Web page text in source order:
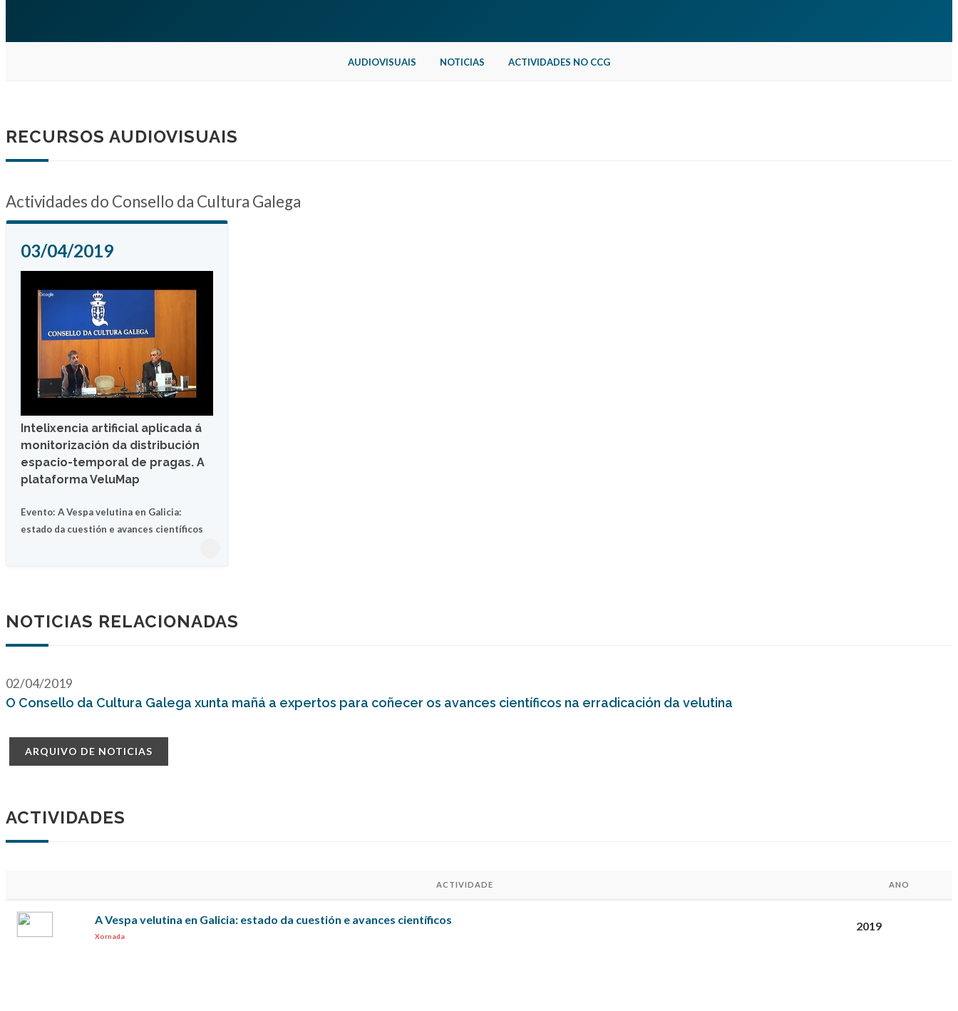
AUDIOVISUAIS NOTICIAS ACTIVIDADES NO CCG
RECURSOS AUDIOVISUAIS
Actividades do Consello da Cultura Galega
03/04/2019
Intelixencia artificial aplicada á
monitorización da distribución
espacio-temporal de pragas. A
plataforma VeluMap
Evento: A Vespa velutina en Galicia:
estado da cuestión e avances científicos
NOTICIAS RELACIONADAS
02/04/2019
O Consello da Cultura Galega xunta mañá a expertos para coñecer os avances científicos na erradicación da velutina
ARQUIVO DE NOTICIAS
ACTIVIDADES
ACTIVIDADE ANO
A Vespa velutina en Galicia: estado da cuestión e avances científicos
Xornada
2019